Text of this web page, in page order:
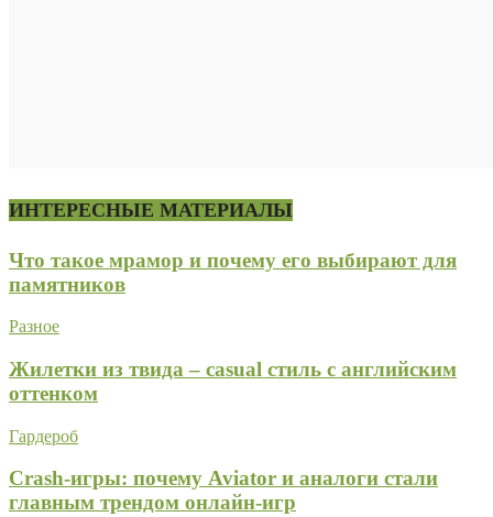
ИНТЕРЕСНЫЕ МАТЕРИАЛЫ
Что такое мрамор и почему его выбирают для
памятников
Разное
Жилетки из твида – casual стиль с английским
оттенком
Гардероб
Crash-игры: почему Aviator и аналоги стали
главным трендом онлайн-игр